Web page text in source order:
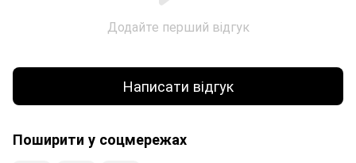
Додайте перший відгук
Написати відгук
Поширити у соцмережах